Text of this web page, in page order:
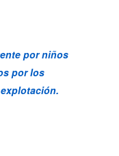
por niños
por los